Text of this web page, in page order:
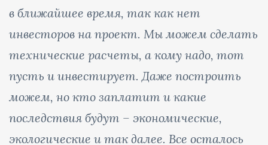
в ближайшее время, так как нет
инвесторов на проект. Мы можем сделать
технические расчеты, а кому надо, тот
пусть и инвестирует. Даже построить
можем, но кто заплатит и какие
последствия будут – экономические,
экологические и так далее. Все осталось